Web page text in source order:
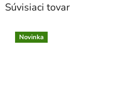
Súvisiaci tovar
Novinka